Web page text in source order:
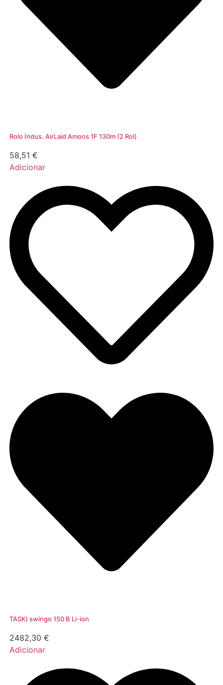
Rolo Indus. AirLaid Amoos 1F 130m (2 Rol)
58,51 €
Adicionar
TASKI swingo 150 B Li-ion
2482,30 €
Adicionar